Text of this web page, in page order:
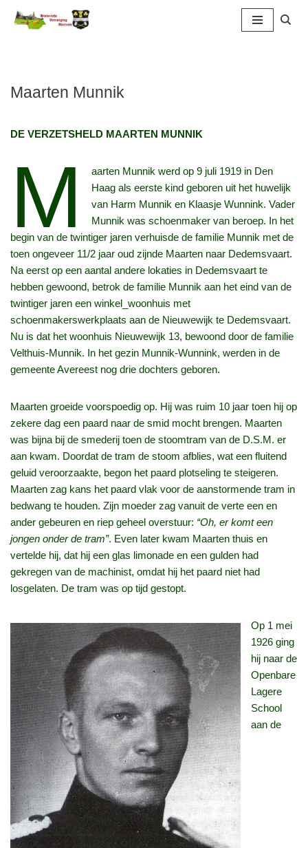
inhoud
Maarten Munnik
DE VERZETSHELD MAARTEN MUNNIK
M
aarten Munnik werd op 9 juli 1919 in Den
Haag als eerste kind geboren uit het huwelijk
van Harm Munnik en Klaasje Wunnink. Vader
Munnik was schoenmaker van beroep. In het
begin van de twintiger jaren verhuisde de familie Munnik met de
toen ongeveer 11/2 jaar oud zijnde Maarten naar Dedemsvaart.
Na eerst op een aantal andere lokaties in Dedemsvaart te
hebben gewoond, betrok de familie Munnik aan het eind van de
twintiger jaren een winkel_woonhuis met
schoenmakerswerkplaats aan de Nieuwewijk te Dedemsvaart.
Nu is dat het woonhuis Nieuwewijk 13, bewoond door de familie
Velthuis-Munnik. In het gezin Munnik-Wunnink, werden in de
gemeente Avereest nog drie dochters geboren.
Maarten groeide voorspoedig op. Hij was ruim 10 jaar toen hij op
zekere dag een paard naar de smid mocht brengen. Maarten
was bijna bij de smederij toen de stoomtram van de D.S.M. er
aan kwam. Doordat de tram de stoom afblies, wat een fluitend
geluid veroorzaakte, begon het paard plotseling te steigeren.
Maarten zag kans het paard vlak voor de aanstormende tram in
bedwang te houden. Zijn moeder zag vanuit de verte een en
ander gebeuren en riep geheel overstuur: “Oh, er komt een
jongen onder de tram”. Even later kwam Maarten thuis en
vertelde hij, dat hij een glas limonade en een gulden had
gekregen van de machinist, omdat hij het paard niet had
losgelaten. De tram was op tijd gestopt.
Op 1 mei
1926 ging
hij naar de
Openbare
Lagere
School
aan de